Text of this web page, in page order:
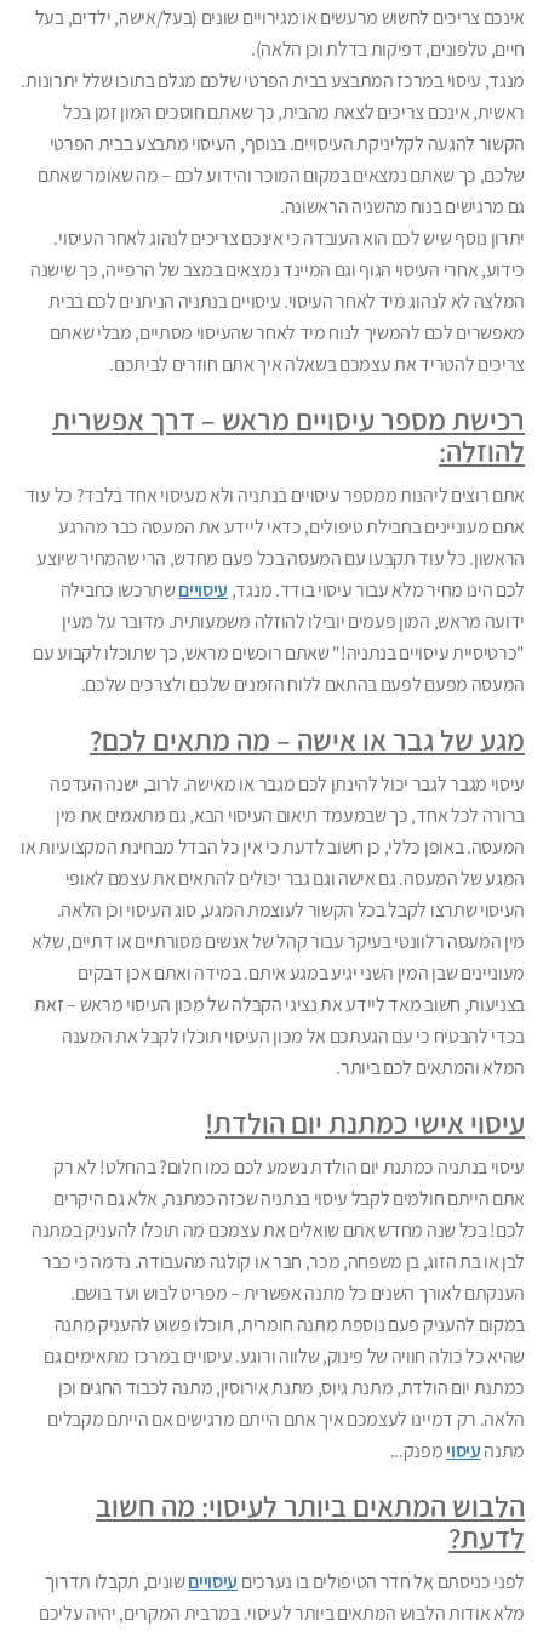
אינכם צריכים לחשוש מרעשים או מגירויים שונים (בעל/אישה, ילדים, בעל
חיים, טלפונים, דפיקות בדלת וכן הלאה).
מנגד, עיסוי במרכז המתבצע בבית הפרטי שלכם מגלם בתוכו שלל יתרונות.
ראשית, אינכם צריכים לצאת מהבית, כך שאתם חוסכים המון זמן בכל
הקשור להגעה לקליניקת העיסויים. בנוסף, העיסוי מתבצע בבית הפרטי
שלכם, כך שאתם נמצאים במקום המוכר והידוע לכם – מה שאומר שאתם
גם מרגישים בנוח מהשניה הראשונה.
יתרון נוסף שיש לכם הוא העובדה כי אינכם צריכים לנהוג לאחר העיסוי.
כידוע, אחרי העיסוי הגוף וגם המיינד נמצאים במצב של הרפייה, כך שישנה
המלצה לא לנהוג מיד לאחר העיסוי. עיסויים בנתניה הניתנים לכם בבית
מאפשרים לכם להמשיך לנוח מיד לאחר שהעיסוי מסתיים, מבלי שאתם
צריכים להטריד את עצמכם בשאלה איך אתם חוזרים לביתכם.
רכישת מספר עיסויים מראש – דרך אפשרית
להוזלה:
אתם רוצים ליהנות ממספר עיסויים בנתניה ולא מעיסוי אחד בלבד? כל עוד
אתם מעוניינים בחבילת טיפולים, כדאי ליידע את המעסה כבר מהרגע
הראשון. כל עוד תקבעו עם המעסה בכל פעם מחדש, הרי שהמחיר שיוצע
לכם הינו מחיר מלא עבור עיסוי בודד. מנגד, עיסוייםשתרכשו כחבילה
ידועה מראש, המון פעמים יובילו להוזלה משמעותית. מדובר על מעין
"כרטיסיית עיסויים בנתניה!" שאתם רוכשים מראש, כך שתוכלו לקבוע עם
המעסה מפעם לפעם בהתאם ללוח הזמנים שלכם ולצרכים שלכם.
מגע של גבר או אישה – מה מתאים לכם?
עיסוי מגבר לגבר יכול להינתן לכם מגבר או מאישה. לרוב, ישנה העדפה
ברורה לכל אחד, כך שבמעמד תיאום העיסוי הבא, גם מתאמים את מין
המעסה. באופן כללי, כן חשוב לדעת כי אין כל הבדל מבחינת המקצועיות או
המגע של המעסה. גם אישה וגם גבר יכולים להתאים את עצמם לאופי
העיסוי שתרצו לקבל בכל הקשור לעוצמת המגע, סוג העיסוי וכן הלאה.
מין המעסה רלוונטי בעיקר עבור קהל של אנשים מסורתיים או דתיים, שלא
מעוניינים שבן המין השני יגיע במגע איתם. במידה ואתם אכן דבקים
בצניעות, חשוב מאד ליידע את נציגי הקבלה של מכון העיסוי מראש – זאת
בכדי להבטיח כי עם הגעתכם אל מכון העיסוי תוכלו לקבל את המענה
המלא והמתאים לכם ביותר.
עיסוי אישי כמתנת יום הולדת!
עיסוי בנתניה כמתנת יום הולדת נשמע לכם כמו חלום? בהחלט! לא רק
אתם הייתם חולמים לקבל עיסוי בנתניה שכזה כמתנה, אלא גם היקרים
לכם! בכל שנה מחדש אתם שואלים את עצמכם מה תוכלו להעניק במתנה
לבן או בת הזוג, בן משפחה, מכר, חבר או קולגה מהעבודה. נדמה כי כבר
הענקתם לאורך השנים כל מתנה אפשרית – מפריט לבוש ועד בושם.
במקום להעניק פעם נוספת מתנה חומרית, תוכלו פשוט להעניק מתנה
שהיא כל כולה חוויה של פינוק, שלווה ורוגע. עיסויים במרכז מתאימים גם
כמתנת יום הולדת, מתנת גיוס, מתנת אירוסין, מתנה לכבוד החגים וכן
הלאה. רק דמיינו לעצמכם איך אתם הייתם מרגישים אם הייתם מקבלים
מתנה עיסוי מפנק...
הלבוש המתאים ביותר לעיסוי: מה חשוב
לדעת?
לפני כניסתם אל חדר הטיפולים בו נערכים עיסוייםשונים, תקבלו תדרוך
מלא אודות הלבוש המתאים ביותר לעיסוי. במרבית המקרים, יהיה עליכם